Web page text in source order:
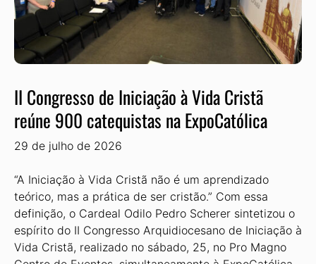
II Congresso de Iniciação à Vida Cristã
reúne 900 catequistas na ExpoCatólica
29 de julho de 2026
“A Iniciação à Vida Cristã não é um aprendizado
teórico, mas a prática de ser cristão.” Com essa
definição, o Cardeal Odilo Pedro Scherer sintetizou o
espírito do II Congresso Arquidiocesano de Iniciação à
Vida Cristã, realizado no sábado, 25, no Pro Magno